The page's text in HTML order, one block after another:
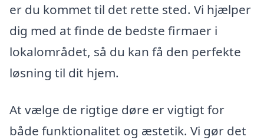
er du kommet til det rette sted. Vi hjælper
dig med at finde de bedste firmaer i
lokalområdet, så du kan få den perfekte
løsning til dit hjem.
At vælge de rigtige døre er vigtigt for
både funktionalitet og æstetik. Vi gør det